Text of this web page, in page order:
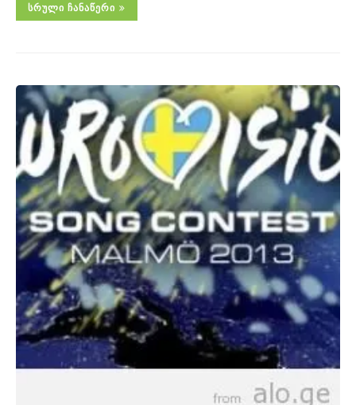
ᲡᲠᲣᲚᲘ ᲩᲐᲜᲐᲬᲔᲠᲘ